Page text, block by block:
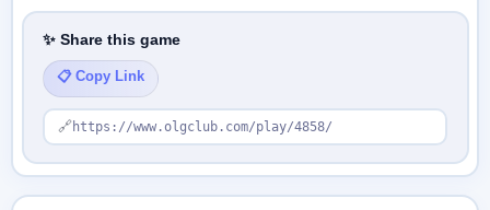
✨ Share this game
📋 Copy Link
🔗 https://www.olgclub.com/play/4858/